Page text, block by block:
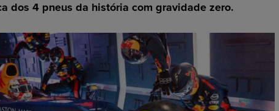
dos 4 pneus da história com gravidade zero.